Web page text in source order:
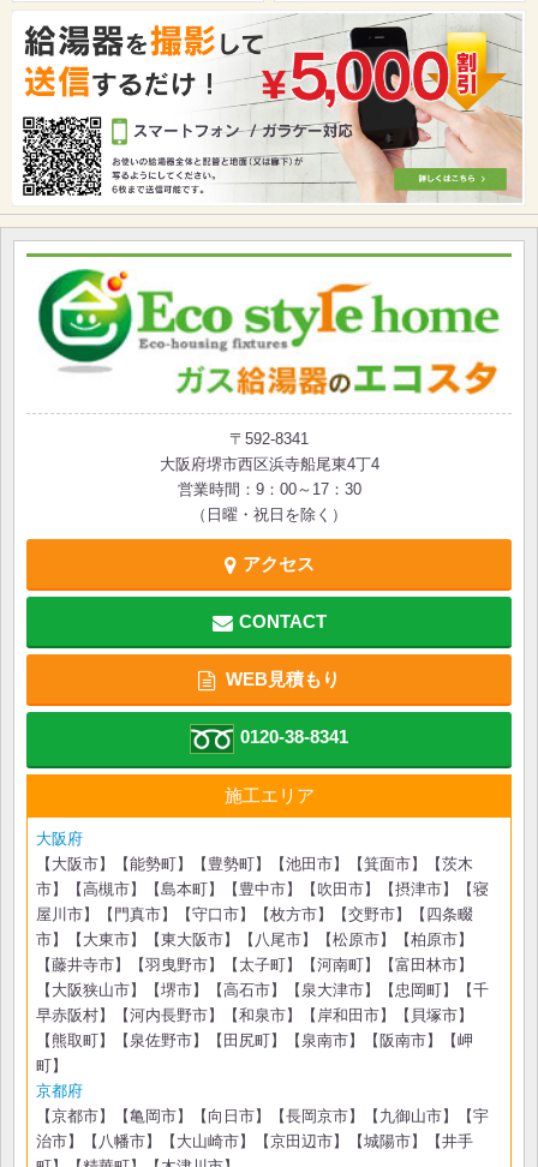
〒592-8341
大阪府堺市西区浜寺船尾東4丁4
営業時間：9：00～17：30
（日曜・祝日を除く）
アクセス
CONTACT
WEB見積もり
0120-38-8341
施工エリア
大阪府
【大阪市】【能勢町】【豊勢町】【池田市】【箕面市】【茨木
市】【高槻市】【島本町】【豊中市】【吹田市】【摂津市】【寝
屋川市】【門真市】【守口市】【枚方市】【交野市】【四条畷
市】【大東市】【東大阪市】【八尾市】【松原市】【柏原市】
【藤井寺市】【羽曳野市】【太子町】【河南町】【富田林市】
【大阪狭山市】【堺市】【高石市】【泉大津市】【忠岡町】【千
早赤阪村】【河内長野市】【和泉市】【岸和田市】【貝塚市】
【熊取町】【泉佐野市】【田尻町】【泉南市】【阪南市】【岬
町】
京都府
【京都市】【亀岡市】【向日市】【長岡京市】【九御山市】【宇
治市】【八幡市】【大山崎市】【京田辺市】【城陽市】【井手